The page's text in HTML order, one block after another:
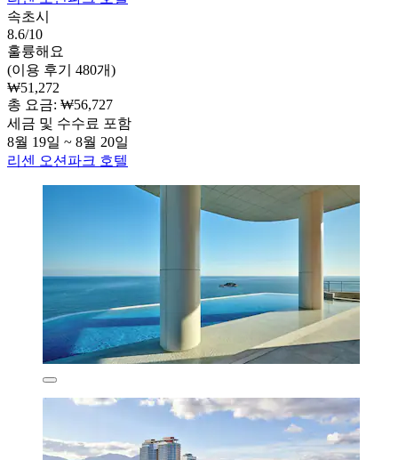
속초시
8.6/10
훌륭해요
(이용 후기 480개)
₩51,272
총 요금: ₩56,727
세금 및 수수료 포함
8월 19일 ~ 8월 20일
리센 오션파크 호텔